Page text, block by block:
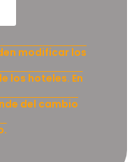
modificar los
los hoteles. En
del cambio